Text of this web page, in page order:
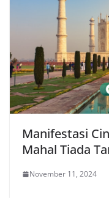
Manifestasi
Mahal Tiada
November 11, 2024